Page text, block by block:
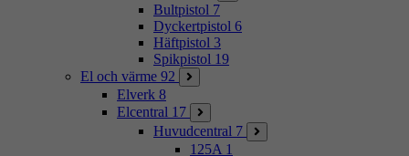
Bultpistol 7
Dyckertpistol 6
Häftpistol 3
Spikpistol 19
El och värme 92
Elverk 8
Elcentral 17
Huvudcentral 7
125A 1